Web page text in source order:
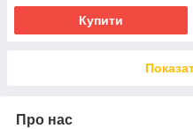
Купити
Про нас